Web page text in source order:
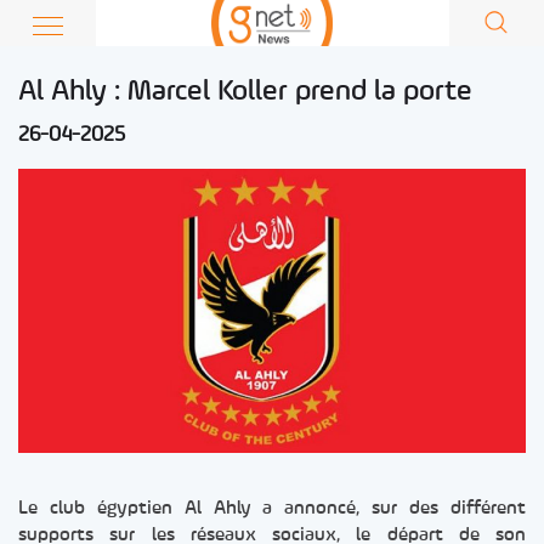
Al Ahly : Marcel Koller prend la porte
26-04-2025
Le club égyptien Al Ahly a annoncé, sur des différent
supports sur les réseaux sociaux, le départ de son